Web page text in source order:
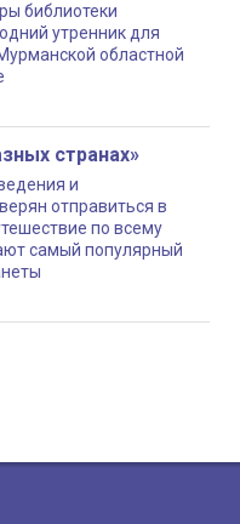
библиотеки
утренник для
областной
странах»
и
отправиться в
по всему
самый популярный